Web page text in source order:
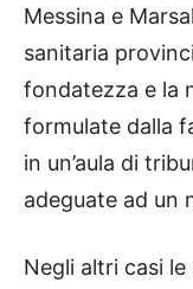
Messina e
sanitaria
fondatezza e la
formulate dalla
in un’aula di
adeguate ad un
Negli altri casi